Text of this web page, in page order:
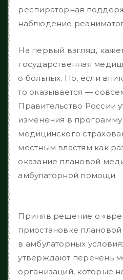
респираторная
наблюдение
На первый взгляд,
государственная
о больных. Но, если
то оказывается —
Правительство России
изменения в программу
медицинского
местным властям как
оказание плановой
амбулаторной помощи.
Приняв решение о
приостановке
в амбулаторных
утверждают перечень
организаций, которые